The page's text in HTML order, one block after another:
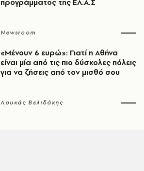
προγράμματος της ΕΛ.Α.Σ
Newsroom
«Μένουν 6 ευρώ»: Γιατί η Αθήνα
είναι μία από τις πιο δύσκολες πόλεις
για να ζήσεις από τον μισθό σου
Λουκάς Βελιδάκης